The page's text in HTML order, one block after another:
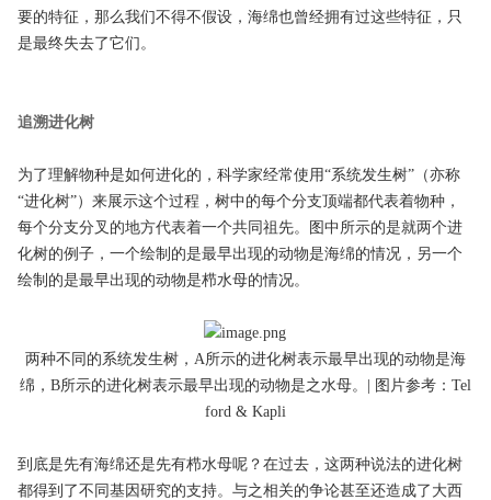
要的特征，那么我们不得不假设，海绵也曾经拥有过这些特征，只
是最终失去了它们。
追溯进化树
为了理解物种是如何进化的，科学家经常使用“系统发生树”（亦称
“进化树”）来展示这个过程，树中的每个分支顶端都代表着物种，
每个分支分叉的地方代表着一个共同祖先。图中所示的是就两个进
化树的例子，一个绘制的是最早出现的动物是海绵的情况，另一个
绘制的是最早出现的动物是栉水母的情况。
两种不同的系统发生树，A所示的进化树表示最早出现的动物是海
绵，B所示的进化树表示最早出现的动物是之水母。| 图片参考：Tel
ford & Kapli
到底是先有海绵还是先有栉水母呢？在过去，这两种说法的进化树
都得到了不同基因研究的支持。与之相关的争论甚至还造成了大西